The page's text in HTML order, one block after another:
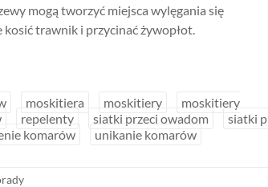
mogą tworzyć miejsca wylęgania się
trawnik i przycinać żywopłot.
moskitiera moskitiery
moskitiery
repelenty siatki przeci owadom
siatki
komarów unikanie komarów